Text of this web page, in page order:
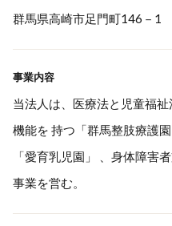
群馬県高崎市足門町146－1
事業内容
当法人は、医療法と児童福
機能を 持つ「群馬整肢療護
「愛育乳児園」 、身体障害
事業を営む。